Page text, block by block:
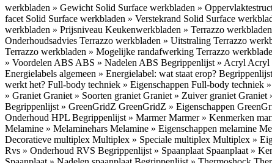
werkbladen » Gewicht Solid Surface werkbladen »
facet Solid Surface werkbladen » Verstekrand Solid Surface
werkbladen » Prijsniveau Keukenwerkbladen » Terrazzo werkbladen
Onderhoudsadvies Terrazzo werkbladen » Uitstraling Terrazzo
Terrazzo werkbladen » Mogelijke randafwerking Terrazzo
» Voordelen ABS ABS » Nadelen ABS Begrippenlijst » Acryl Acryl
Energielabels algemeen » Energielabel: wat staat erop?
werkt het? Full-body techniek » Eigenschappen Full-body techniek
» Graniet Graniet » Soorten graniet Graniet » Zuiver graniet Graniet
Begrippenlijst » GreenGridZ GreenGridZ » Eigenschappen
Onderhoud HPL Begrippenlijst » MarmerMarmer » Kenmerken
Melamine » Melaminehars Melamine » Eigenschappen melamine
Decoratieve multiplex Multiplex » Speciale multiplex Multiplex »
Rvs » Onderhoud RVS Begrippenlijst » Spaanplaat Spaanplaat »